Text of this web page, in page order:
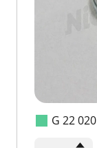
G 22 020